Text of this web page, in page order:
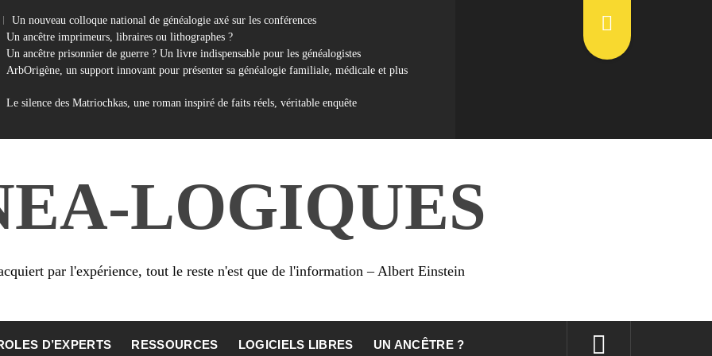
Un nouveau colloque national de généalogie axé sur les conférences
Un ancêtre imprimeurs, libraires ou lithographes ?
Un ancêtre prisonnier de guerre ? Un livre indispensable pour les généalogistes
ArbOrigène, un support innovant pour présenter sa généalogie familiale, médicale et plus
Le silence des Matriochkas, une roman inspiré de faits réels, véritable enquête
LOGIQUES
par l'expérience, tout le reste n'est que de l'information – Albert Einstein
D’EXPERTS RESSOURCES LOGICIELS LIBRES UN ANCÊTRE ?